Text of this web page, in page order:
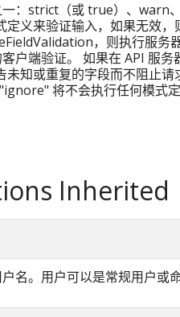
一：strict（或 true）、warn
义来验证输入，如果无效，
，则执行服务
户端验证。 如果在 API 服
未知或重复的字段而不阻止
将不会执行任何模式
Inherited
名。用户可以是常规用户或